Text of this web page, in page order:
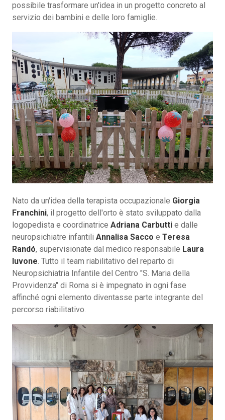
possibile trasformare un'idea in un progetto concreto al
servizio dei bambini e delle loro famiglie.
Nato da un'idea della terapista occupazionale Giorgia
Franchini, il progetto dell'orto è stato sviluppato dalla
logopedista e coordinatrice Adriana Carbutti e dalle
neuropsichiatre infantili Annalisa Sacco e Teresa
Randó, supervisionate dal medico responsabile Laura
Iuvone. Tutto il team riabilitativo del reparto di
Neuropsichiatria Infantile del Centro "S. Maria della
Provvidenza" di Roma si è impegnato in ogni fase
affinché ogni elemento diventasse parte integrante del
percorso riabilitativo.